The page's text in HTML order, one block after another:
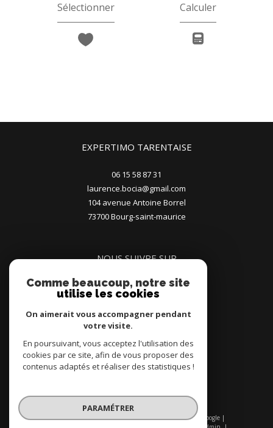
Sélectionner Calculer
EXPERTIMO TARENTAISE
06 15 58 87 31
laurence.bocia@gmail.com
104 avenue Antoine Borrel
73700
bourg-saint-maurice
NOUS SUIVRE SUR
ADHÉRENTS
© 2026 | Tous droits réservés | Traduction powered by Google |
Comme beaucoup, notre site
utilise les cookies
On aimerait vous accompagner pendant
votre visite.
En poursuivant, vous acceptez l'utilisation des
cookies par ce site, afin de vous proposer des
contenus adaptés et réaliser des statistiques !
PARAMÉTRER